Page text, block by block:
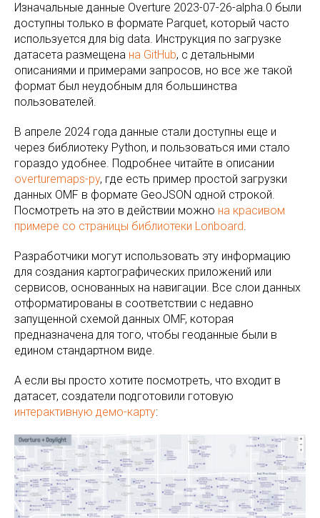
Изначальные данные Overture 2023-07-26-alpha.0 были
доступны только в формате Parquet, который часто
используется для big data. Инструкция по загрузке
датасета размещена на GitHub, с детальными
описаниями и примерами запросов, но все же такой
формат был неудобным для большинства
пользователей.
В апреле 2024 года данные стали доступны еще и
через библиотеку Python, и пользоваться ими стало
гораздо удобнее. Подробнее читайте в описании
overturemaps-py, где есть пример простой загрузки
данных OMF в формате GeoJSON одной строкой.
Посмотреть на это в действии можно на красивом
примере со страницы библиотеки Lonboard.
Разработчики могут использовать эту информацию
для создания картографических приложений или
сервисов, основанных на навигации. Все слои данных
отформатированы в соответствии с недавно
запущенной схемой данных OMF, которая
предназначена для того, чтобы геоданные были в
едином стандартном виде.
А если вы просто хотите посмотреть, что входит в
датасет, создатели подготовили готовую
интерактивную демо-карту: